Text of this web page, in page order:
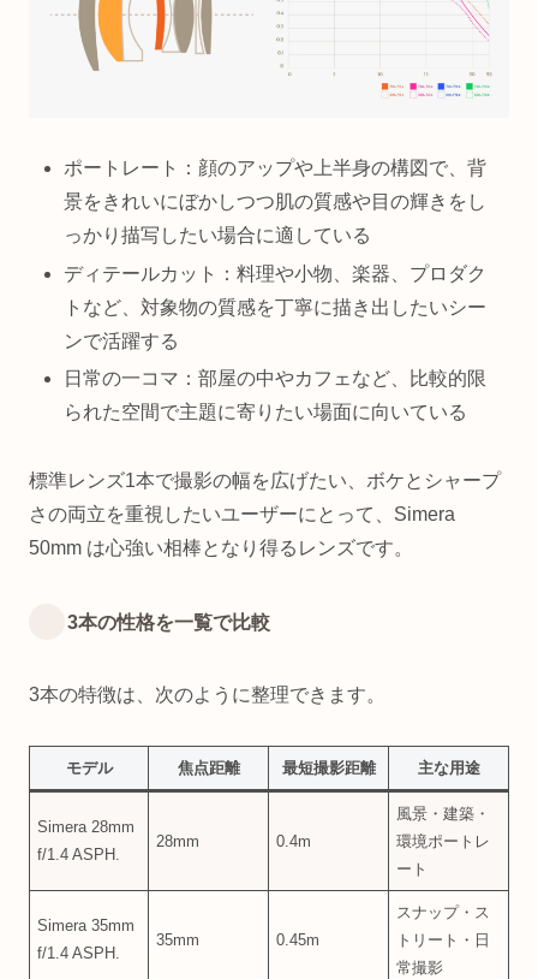
ポートレート：顔のアップや上半身の構図で、背
景をきれいにぼかしつつ肌の質感や目の輝きをし
っかり描写したい場合に適している
ディテールカット：料理や小物、楽器、プロダク
トなど、対象物の質感を丁寧に描き出したいシー
ンで活躍する
日常の一コマ：部屋の中やカフェなど、比較的限
られた空間で主題に寄りたい場面に向いている
標準レンズ1本で撮影の幅を広げたい、ボケとシャープ
さの両立を重視したいユーザーにとって、Simera
50mm は心強い相棒となり得るレンズです。
3本の性格を一覧で比較
3本の特徴は、次のように整理できます。
モデル 焦点距離 最短撮影距離 主な用途
Simera 28mm
f/1.4 ASPH.
28mm 0.4m
風景・建築・
環境ポートレ
ート
Simera 35mm
f/1.4 ASPH.
35mm 0.45m
スナップ・ス
トリート・日
常撮影